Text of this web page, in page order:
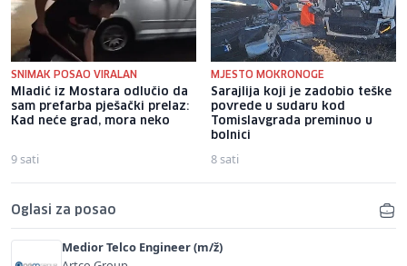
SNIMAK POSAO VIRALAN
Mladić iz Mostara odlučio da
sam prefarba pješački prelaz:
Kad neće grad, mora neko
9 sati
MJESTO MOKRONOGE
Sarajlija koji je zadobio teške
povrede u sudaru kod
Tomislavgrada preminuo u
bolnici
8 sati
Oglasi za posao
Medior Telco Engineer (m/ž)